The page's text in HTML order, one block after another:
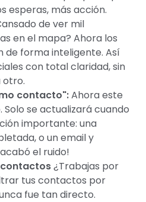
esperas, más acción. 🚀
de ver mil
en el mapa? Ahora los
de forma inteligente. Así
con total claridad, sin
otro.
contacto":Ahora este
se actualizará cuando
importante: una
o un email y
el ruido!
¿Trabajas por
tus contactos por
fue tan directo.